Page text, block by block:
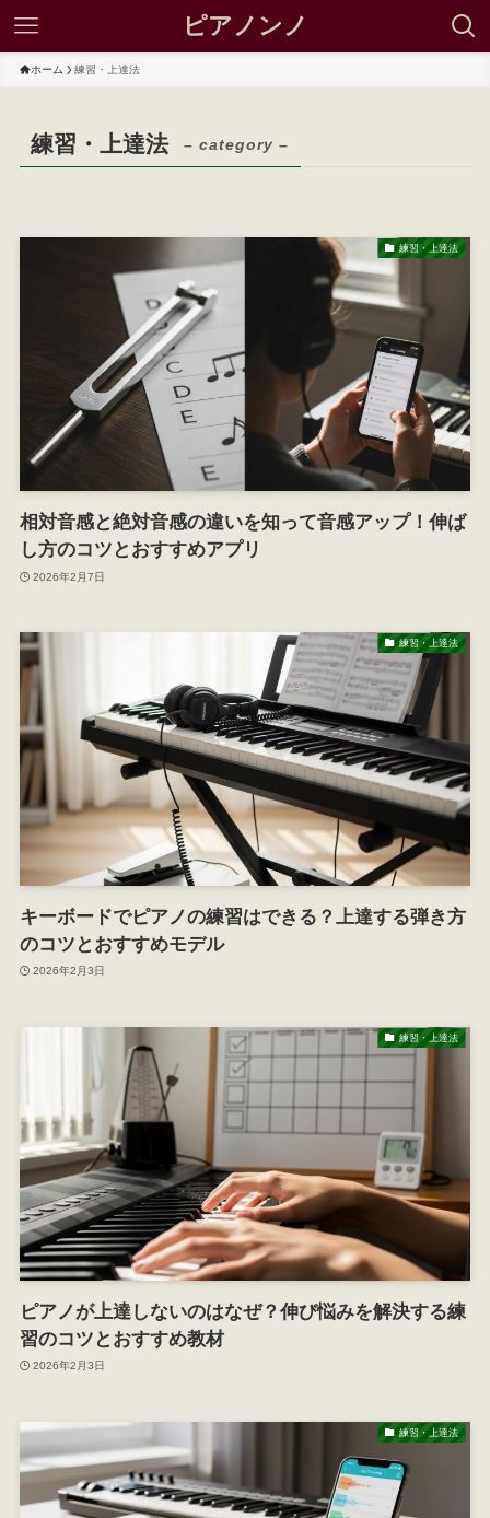
ピアノンノ
ホーム 練習・上達法
練習・上達法 – category –
練習・上達法
相対音感と絶対音感の違いを知って音感アップ！伸ば
し方のコツとおすすめアプリ
2026年2月7日
練習・上達法
キーボードでピアノの練習はできる？上達する弾き方
のコツとおすすめモデル
2026年2月3日
練習・上達法
ピアノが上達しないのはなぜ？伸び悩みを解決する練
習のコツとおすすめ教材
2026年2月3日
練習・上達法